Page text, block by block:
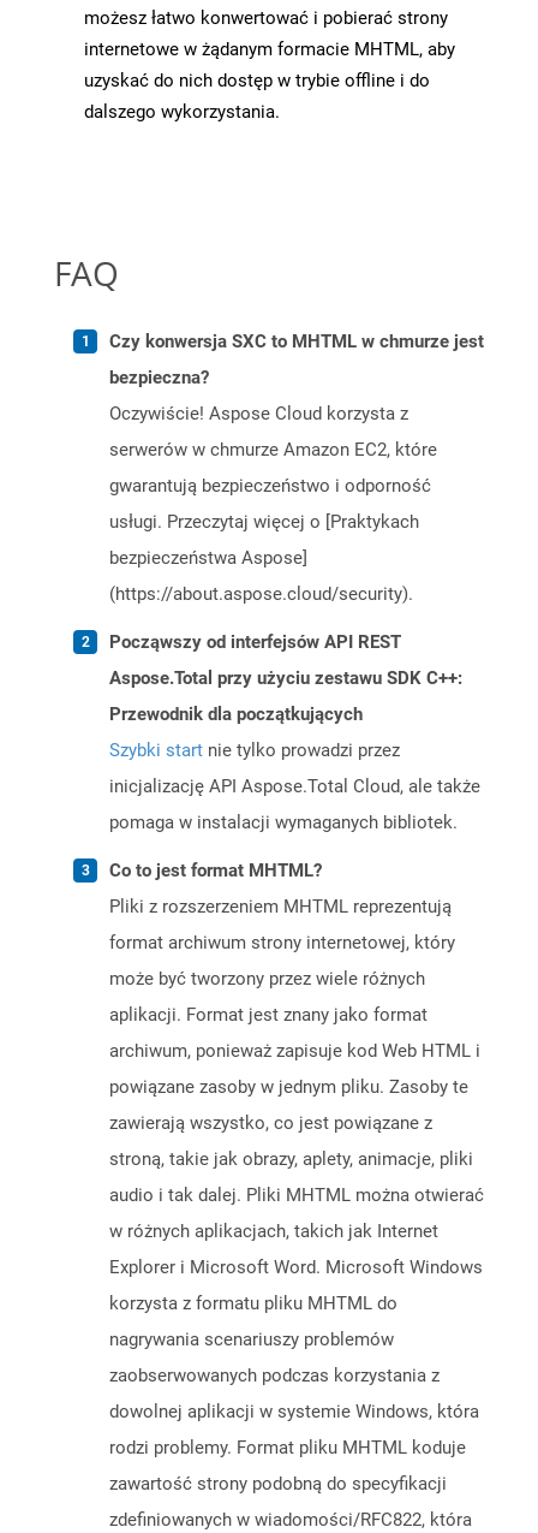
możesz łatwo konwertować i pobierać strony
internetowe w żądanym formacie MHTML, aby
uzyskać do nich dostęp w trybie offline i do
dalszego wykorzystania.
FAQ
Czy konwersja SXC to MHTML w chmurze jest
bezpieczna?
Oczywiście! Aspose Cloud korzysta z
serwerów w chmurze Amazon EC2, które
gwarantują bezpieczeństwo i odporność
usługi. Przeczytaj więcej o [Praktykach
bezpieczeństwa Aspose]
(https://about.aspose.cloud/security).
Począwszy od interfejsów API REST
Aspose.Total przy użyciu zestawu SDK C++:
Przewodnik dla początkujących
Szybki start nie tylko prowadzi przez
inicjalizację API Aspose.Total Cloud, ale także
pomaga w instalacji wymaganych bibliotek.
Co to jest format MHTML?
Pliki z rozszerzeniem MHTML reprezentują
format archiwum strony internetowej, który
może być tworzony przez wiele różnych
aplikacji. Format jest znany jako format
archiwum, ponieważ zapisuje kod Web HTML i
powiązane zasoby w jednym pliku. Zasoby te
zawierają wszystko, co jest powiązane z
stroną, takie jak obrazy, aplety, animacje, pliki
audio i tak dalej. Pliki MHTML można otwierać
w różnych aplikacjach, takich jak Internet
Explorer i Microsoft Word. Microsoft Windows
korzysta z formatu pliku MHTML do
nagrywania scenariuszy problemów
zaobserwowanych podczas korzystania z
dowolnej aplikacji w systemie Windows, która
rodzi problemy. Format pliku MHTML koduje
zawartość strony podobną do specyfikacji
zdefiniowanych w wiadomości/RFC822, która